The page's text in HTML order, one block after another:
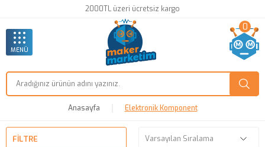
2000TL üzeri ücretsiz kargo
MENÜ
0
Anasayfa Elektronik Komponent
FILTRE